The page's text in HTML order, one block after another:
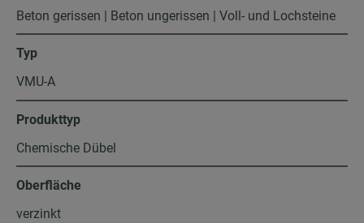
Beton gerissen | Beton ungerissen | Voll- und Lochsteine
Typ
VMU-A
Produkttyp
Chemische Dübel
Oberfläche
verzinkt